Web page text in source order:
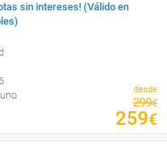
sin intereses! (Válido en
desde
299€
259€